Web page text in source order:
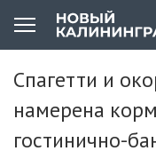
Спагетти и
намерена
гостинично-